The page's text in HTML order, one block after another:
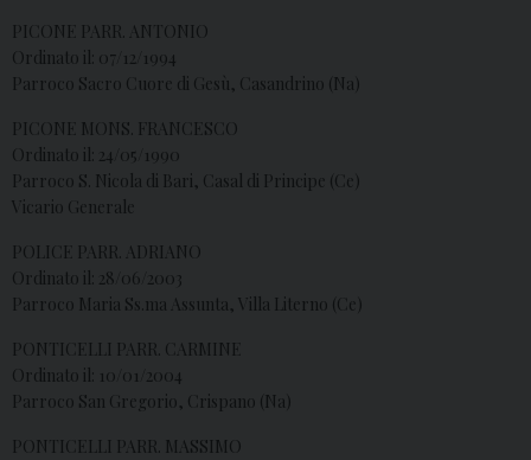
PICONE PARR. ANTONIO
Ordinato il: 07/12/1994
Parroco Sacro Cuore di Gesù, Casandrino (Na)
PICONE MONS. FRANCESCO
Ordinato il: 24/05/1990
Parroco S. Nicola di Bari, Casal di Principe (Ce)
Vicario Generale
POLICE PARR. ADRIANO
Ordinato il: 28/06/2003
Parroco Maria Ss.ma Assunta, Villa Literno (Ce)
PONTICELLI PARR. CARMINE
Ordinato il: 10/01/2004
Parroco San Gregorio, Crispano (Na)
PONTICELLI PARR. MASSIMO